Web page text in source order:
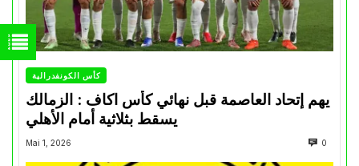
كأس الكونفدرالية
يهم إتحاد العاصمة قبل نهائي كأس اكاف : الزمالك
Mai 1, 2026 0